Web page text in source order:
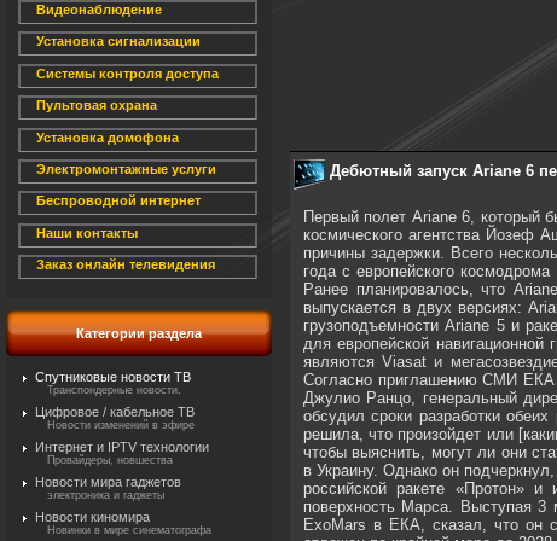
Видеонаблюдение
Установка сигнализации
Системы контроля доступа
Пультовая охрана
Установка домофона
Электромонтажные услуги
Беспроводной интернет
Наши контакты
Заказ онлайн телевидения
Категории раздела
Спутниковые новости ТВ
Транспондерные новости.
Цифровое / кабельное ТВ
Новости изменений в эфире
Интернет и IPTV технологии
Провайдеры, новшества
Новости мира гаджетов
электроника и гаджеты
Новости киномира
Новинки в мире синематографа
Дебютный запуск Ariane 6
Первый полет Ariane 6, который
космического агентства Йозеф
причины задержки. Всего
года с европейского
Ранее планировалось, что
выпускается в двух версиях:
грузоподъемности Ariane 5 и
для европейской
являются Viasat и
Согласно приглашению СМИ ЕКА
Джулио Ранцо, генеральный
обсудил сроки разработки
решила, что произойдет или
чтобы выяснить, могут ли они
в Украину. Однако он
российской ракете «Протон»
поверхность Марса. Выступая
ExoMars в ЕКА, сказал, что он